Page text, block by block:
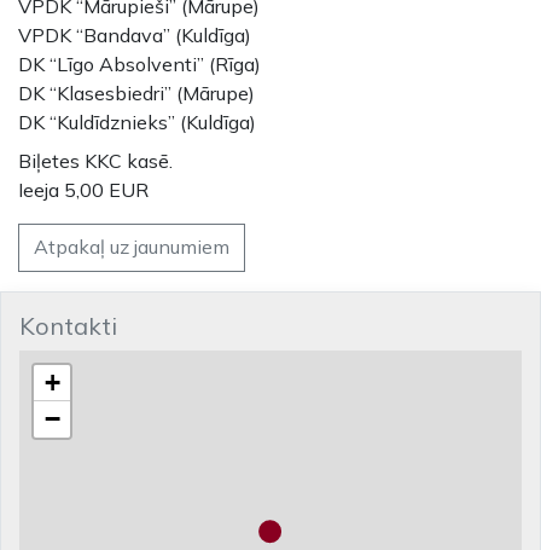
VPDK “Mārupieši” (Mārupe)
VPDK “Bandava” (Kuldīga)
DK “Līgo Absolventi” (Rīga)
DK “Klasesbiedri” (Mārupe)
DK “Kuldīdznieks” (Kuldīga)
Biļetes KKC kasē.
Ieeja 5,00 EUR
Atpakaļ uz jaunumiem
Kontakti
+
−